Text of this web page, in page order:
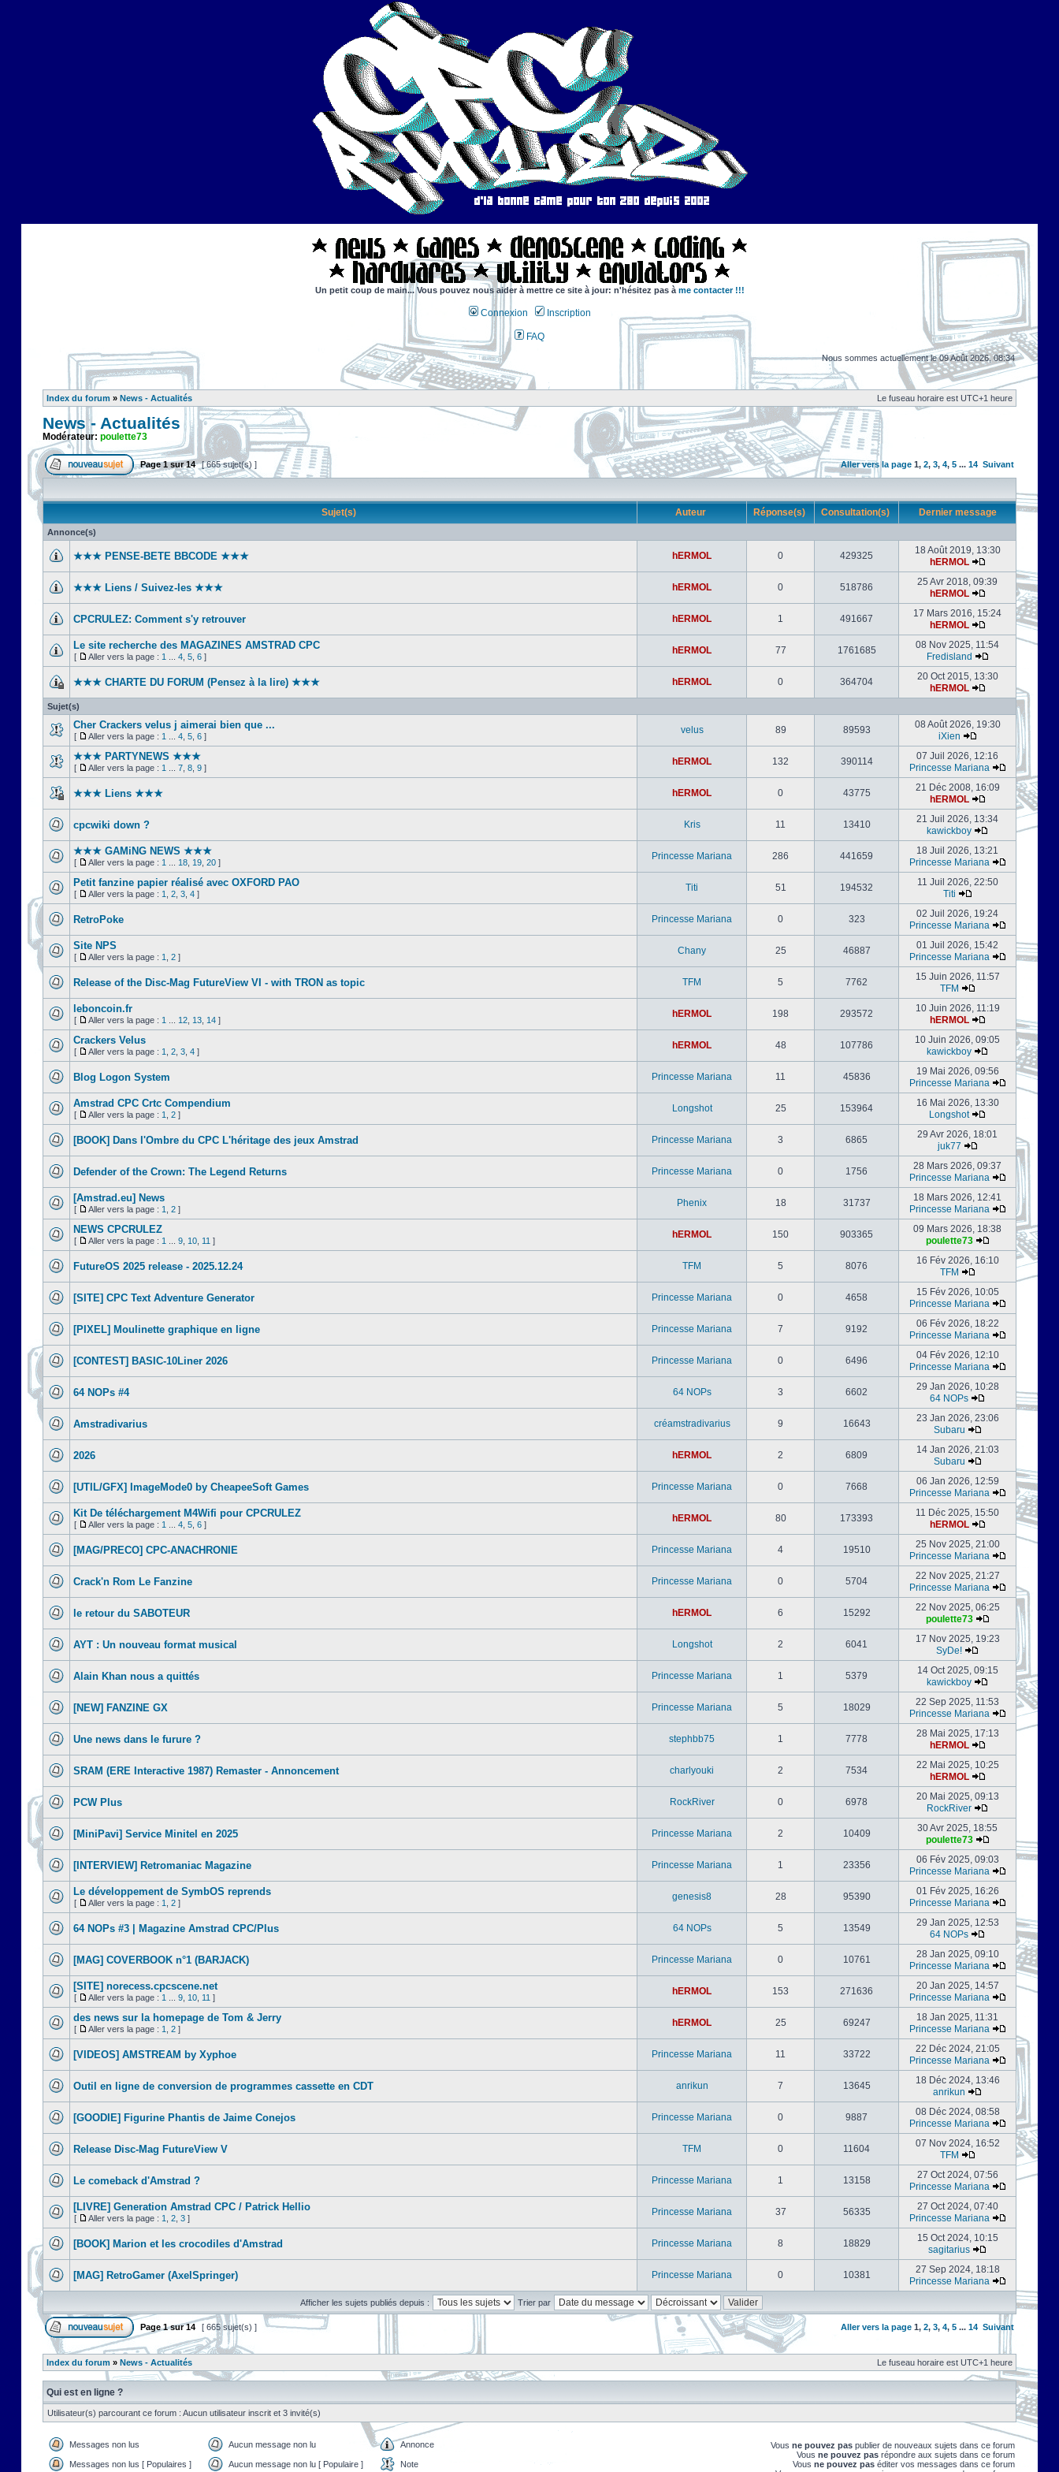
Un petit coup de main... Vous pouvez nous aider à mettre ce site à jour: n'hésitez pas à me contacter !!!
Connexion Inscription
FAQ
Nous sommes actuellement le 09 Août 2026, 08:34
Index du forum » News - Actualités Le fuseau horaire est UTC+1 heure
News - Actualités
Modérateur: poulette73
Page1sur14 [ 665 sujet(s) ] Aller vers la page 1, 2, 3, 4, 5 ... 14 Suivant
Sujet(s) Auteur Réponse(s) Consultation(s) Dernier message
Annonce(s)
★★★ PENSE-BETE BBCODE ★★★ hERMOL 0 429325
18 Août 2019, 13:30
hERMOL
★★★ Liens / Suivez-les ★★★ hERMOL 0 518786
25 Avr 2018, 09:39
hERMOL
CPCRULEZ: Comment s'y retrouver‎ hERMOL 1 491667
17 Mars 2016, 15:24
hERMOL
Le site recherche des MAGAZINES AMSTRAD CPC
[ Aller vers la page : 1 4 5 6 ]
hERMOL 77 1761685
08 Nov 2025, 11:54
Fredisland
★★★ CHARTE DU FORUM (Pensez à la lire) ★★★ hERMOL 0 364704
20 Oct 2015, 13:30
hERMOL
Sujet(s)
Cher Crackers velus j aimerai bien que ...
[ Aller vers la page : 1 4 5 6 ]
velus 89 89593
08 Août 2026, 19:30
iXien
★★★ PARTYNEWS ★★★
[ Aller vers la page : 1 7 8 9 ]
hERMOL 132 390114
07 Juil 2026, 12:16
Princesse Mariana
★★★ Liens ★★★ hERMOL 0 43775
21 Déc 2008, 16:09
hERMOL
cpcwiki down ? Kris 11 13410
21 Juil 2026, 13:34
kawickboy
★★★ GAMiNG NEWS ★★★
[ Aller vers la page : 1 18 19 20 ]
Princesse Mariana 286 441659
18 Juil 2026, 13:21
Princesse Mariana
Petit fanzine papier réalisé avec OXFORD PAO
[ Aller vers la page : 1 2 3 4 ]
Titi 51 194532
11 Juil 2026, 22:50
Titi
RetroPoke Princesse Mariana 0 323
02 Juil 2026, 19:24
Princesse Mariana
Site NPS
[ Aller vers la page : 1 2 ]
Chany 25 46887
01 Juil 2026, 15:42
Princesse Mariana
Release of the Disc-Mag FutureView VI - with TRON as topic TFM 5 7762
15 Juin 2026, 11:57
TFM
leboncoin.fr
[ Aller vers la page : 1 12 13 14 ]
hERMOL 198 293572
10 Juin 2026, 11:19
hERMOL
Crackers Velus
[ Aller vers la page : 1 2 3 4 ]
hERMOL 48 107786
10 Juin 2026, 09:05
kawickboy
Blog Logon System Princesse Mariana 11 45836
19 Mai 2026, 09:56
Princesse Mariana
Amstrad CPC Crtc Compendium
[ Aller vers la page : 1 2 ]
Longshot 25 153964
16 Mai 2026, 13:30
Longshot
[BOOK] Dans l'Ombre du CPC L'héritage des jeux Amstrad Princesse Mariana 3 6865
29 Avr 2026, 18:01
juk77
Defender of the Crown: The Legend Returns Princesse Mariana 0 1756
28 Mars 2026, 09:37
Princesse Mariana
[Amstrad.eu] News
[ Aller vers la page : 1 2 ]
Phenix 18 31737
18 Mars 2026, 12:41
Princesse Mariana
NEWS CPCRULEZ
[ Aller vers la page : 1 9 10 11 ]
hERMOL 150 903365
09 Mars 2026, 18:38
poulette73
FutureOS 2025 release - 2025.12.24 TFM 5 8076
16 Fév 2026, 16:10
TFM
[SITE] CPC Text Adventure Generator Princesse Mariana 0 4658
15 Fév 2026, 10:05
Princesse Mariana
[PIXEL] Moulinette graphique en ligne Princesse Mariana 7 9192
06 Fév 2026, 18:22
Princesse Mariana
[CONTEST] BASIC-10Liner 2026 Princesse Mariana 0 6496
04 Fév 2026, 12:10
Princesse Mariana
64 NOPs #4 64 NOPs 3 6602
29 Jan 2026, 10:28
64 NOPs
Amstradivarius créamstradivarius 9 16643
23 Jan 2026, 23:06
Subaru
2026 hERMOL 2 6809
14 Jan 2026, 21:03
Subaru
[UTIL/GFX] ImageMode0 by CheapeeSoft Games Princesse Mariana 0 7668
06 Jan 2026, 12:59
Princesse Mariana
Kit De téléchargement M4Wifi pour CPCRULEZ
[ Aller vers la page : 1 4 5 6 ]
hERMOL 80 173393
11 Déc 2025, 15:50
hERMOL
[MAG/PRECO] CPC-ANACHRONIE Princesse Mariana 4 19510
25 Nov 2025, 21:00
Princesse Mariana
Crack'n Rom Le Fanzine Princesse Mariana 0 5704
22 Nov 2025, 21:27
Princesse Mariana
le retour du SABOTEUR hERMOL 6 15292
22 Nov 2025, 06:25
poulette73
AYT : Un nouveau format musical Longshot 2 6041
17 Nov 2025, 19:23
SyDe!
Alain Khan nous a quittés Princesse Mariana 1 5379
14 Oct 2025, 09:15
kawickboy
[NEW] FANZINE GX Princesse Mariana 5 18029
22 Sep 2025, 11:53
Princesse Mariana
Une news dans le furure ? stephbb75 1 7778
28 Mai 2025, 17:13
hERMOL
SRAM (ERE Interactive 1987) Remaster - Annoncement charlyouki 2 7534
22 Mai 2025, 10:25
hERMOL
PCW Plus RockRiver 0 6978
20 Mai 2025, 09:13
RockRiver
[MiniPavi] Service Minitel en 2025 Princesse Mariana 2 10409
30 Avr 2025, 18:55
poulette73
[INTERVIEW] Retromaniac Magazine Princesse Mariana 1 23356
06 Fév 2025, 09:03
Princesse Mariana
Le développement de SymbOS reprends
[ Aller vers la page : 1 2 ]
genesis8 28 95390
01 Fév 2025, 16:26
Princesse Mariana
64 NOPs #3 | Magazine Amstrad CPC/Plus 64 NOPs 5 13549
29 Jan 2025, 12:53
64 NOPs
[MAG] COVERBOOK n°1 (BARJACK) Princesse Mariana 0 10761
28 Jan 2025, 09:10
Princesse Mariana
[SITE] norecess.cpcscene.net
[ Aller vers la page : 1 9 10 11 ]
hERMOL 153 271636
20 Jan 2025, 14:57
Princesse Mariana
des news sur la homepage de Tom & Jerry
[ Aller vers la page : 1 2 ]
hERMOL 25 69247
18 Jan 2025, 11:31
Princesse Mariana
[VIDEOS] AMSTREAM by Xyphoe Princesse Mariana 11 33722
22 Déc 2024, 21:05
Princesse Mariana
Outil en ligne de conversion de programmes cassette en CDT anrikun 7 13645
18 Déc 2024, 13:46
anrikun
[GOODIE] Figurine Phantis de Jaime Conejos Princesse Mariana 0 9887
08 Déc 2024, 08:58
Princesse Mariana
Release Disc-Mag FutureView V TFM 0 11604
07 Nov 2024, 16:52
TFM
Le comeback d'Amstrad ? Princesse Mariana 1 13158
27 Oct 2024, 07:56
Princesse Mariana
[LIVRE] Generation Amstrad CPC / Patrick Hellio
[ Aller vers la page : 1 2 3 ]
Princesse Mariana 37 56335
27 Oct 2024, 07:40
Princesse Mariana
[BOOK] Marion et les crocodiles d'Amstrad Princesse Mariana 8 18829
15 Oct 2024, 10:15
sagitarius
[MAG] RetroGamer (AxelSpringer) Princesse Mariana 0 10381
27 Sep 2024, 18:18
Princesse Mariana
Afficher les sujets publiés depuis : Trier par
Page1sur14 [ 665 sujet(s) ] Aller vers la page 1, 2, 3, 4, 5 ... 14 Suivant
Index du forum » News - Actualités Le fuseau horaire est UTC+1 heure
Qui est en ligne ?
Utilisateur(s) parcourant ce forum : Aucun utilisateur inscrit et 3 invité(s)
Messages non lus Aucun message non lu Annonce
Messages non lus [ Populaires ] Aucun message non lu [ Populaire ] Note
Vous ne pouvez pas publier de nouveaux sujets dans ce forum
Vous ne pouvez pas répondre aux sujets dans ce forum
Vous ne pouvez pas éditer vos messages dans ce forum